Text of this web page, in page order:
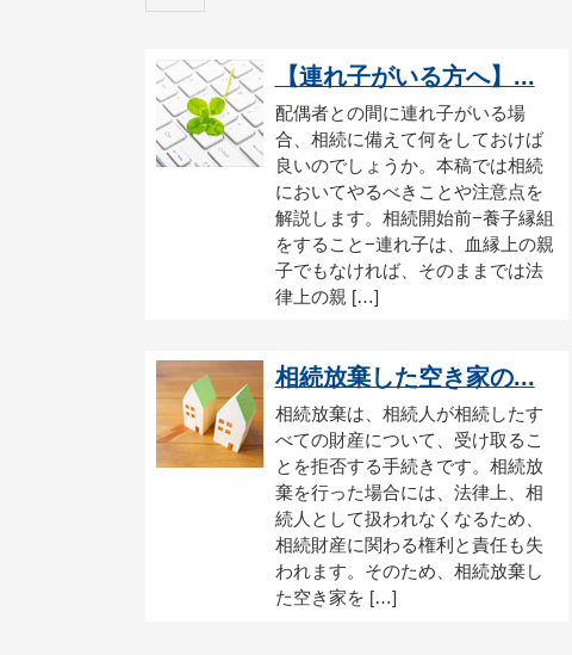
【連れ子がいる方へ】...
配偶者との間に連れ子がいる場
合、相続に備えて何をしておけば
良いのでしょうか。本稿では相続
においてやるべきことや注意点を
解説します。相続開始前−養子縁組
をすること−連れ子は、血縁上の親
子でもなければ、そのままでは法
律上の親 […]
相続放棄した空き家の...
相続放棄は、相続人が相続したす
べての財産について、受け取るこ
とを拒否する手続きです。相続放
棄を行った場合には、法律上、相
続人として扱われなくなるため、
相続財産に関わる権利と責任も失
われます。そのため、相続放棄し
た空き家を […]